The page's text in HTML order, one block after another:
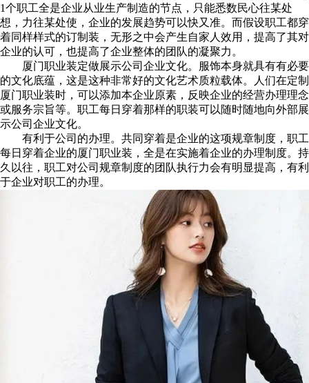
1个职工全是企业从业生产制造的节点，只能悉数民心往某处
想，力往某处使，企业的发展趋势可以快又准。而假设职工都穿
着同样样式的订制装，无形之中会产生自家人效用，提高了其对
企业的认可，也提高了企业整体的团队的凝聚力。
厦门职业装定做展示公司企业文化。服饰本身就具有有必要
的文化底蕴，这是这种非常好的文化艺术质粒载体。人们在定制
厦门职业装时，可以添加本企业原素，反映企业的经营办理理念
或服务宗旨等。职工每日穿着那样的职装可以随时随地向外部展
示公司企业文化。
有利于公司的办理。共同穿着是企业的这项规章制度，职工
每日穿着企业的厦门职业装，全是在实施着企业的办理制度。持
久以往，职工对公司规章制度的团队执行力会有明显提高，有利
于企业对职工的办理。